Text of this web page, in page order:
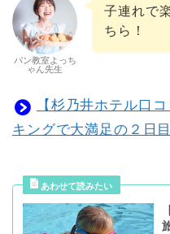
パン教室よっち
ゃん先生
子連れで
ちら！
【杉乃井ホテル口
キングで大満足の２日目